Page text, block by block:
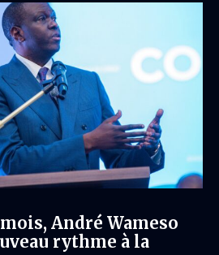
André Wameso
rythme à la